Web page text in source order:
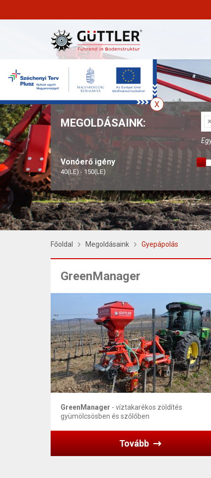
MEGOLDÁSAINK: ×
Vonóerő igény
40(LE) - 150(LE)
Főoldal Megoldásaink Gyepápolás
GreenManager
GreenManager - víztakarékos zöldítés
gyümölcsösben és szőlőben
Tovább